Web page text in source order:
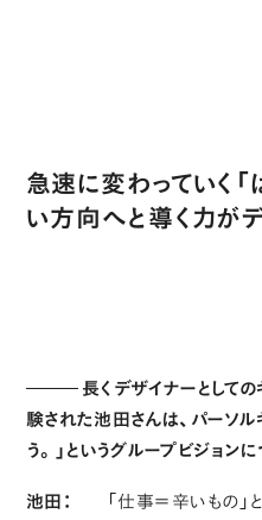
急速に変わっていく「
い方向へと導く力が
長くデザイナーとして
験された池田さんは、パーソル
う。」というグループビジョン
池田：
「仕事＝辛いもの